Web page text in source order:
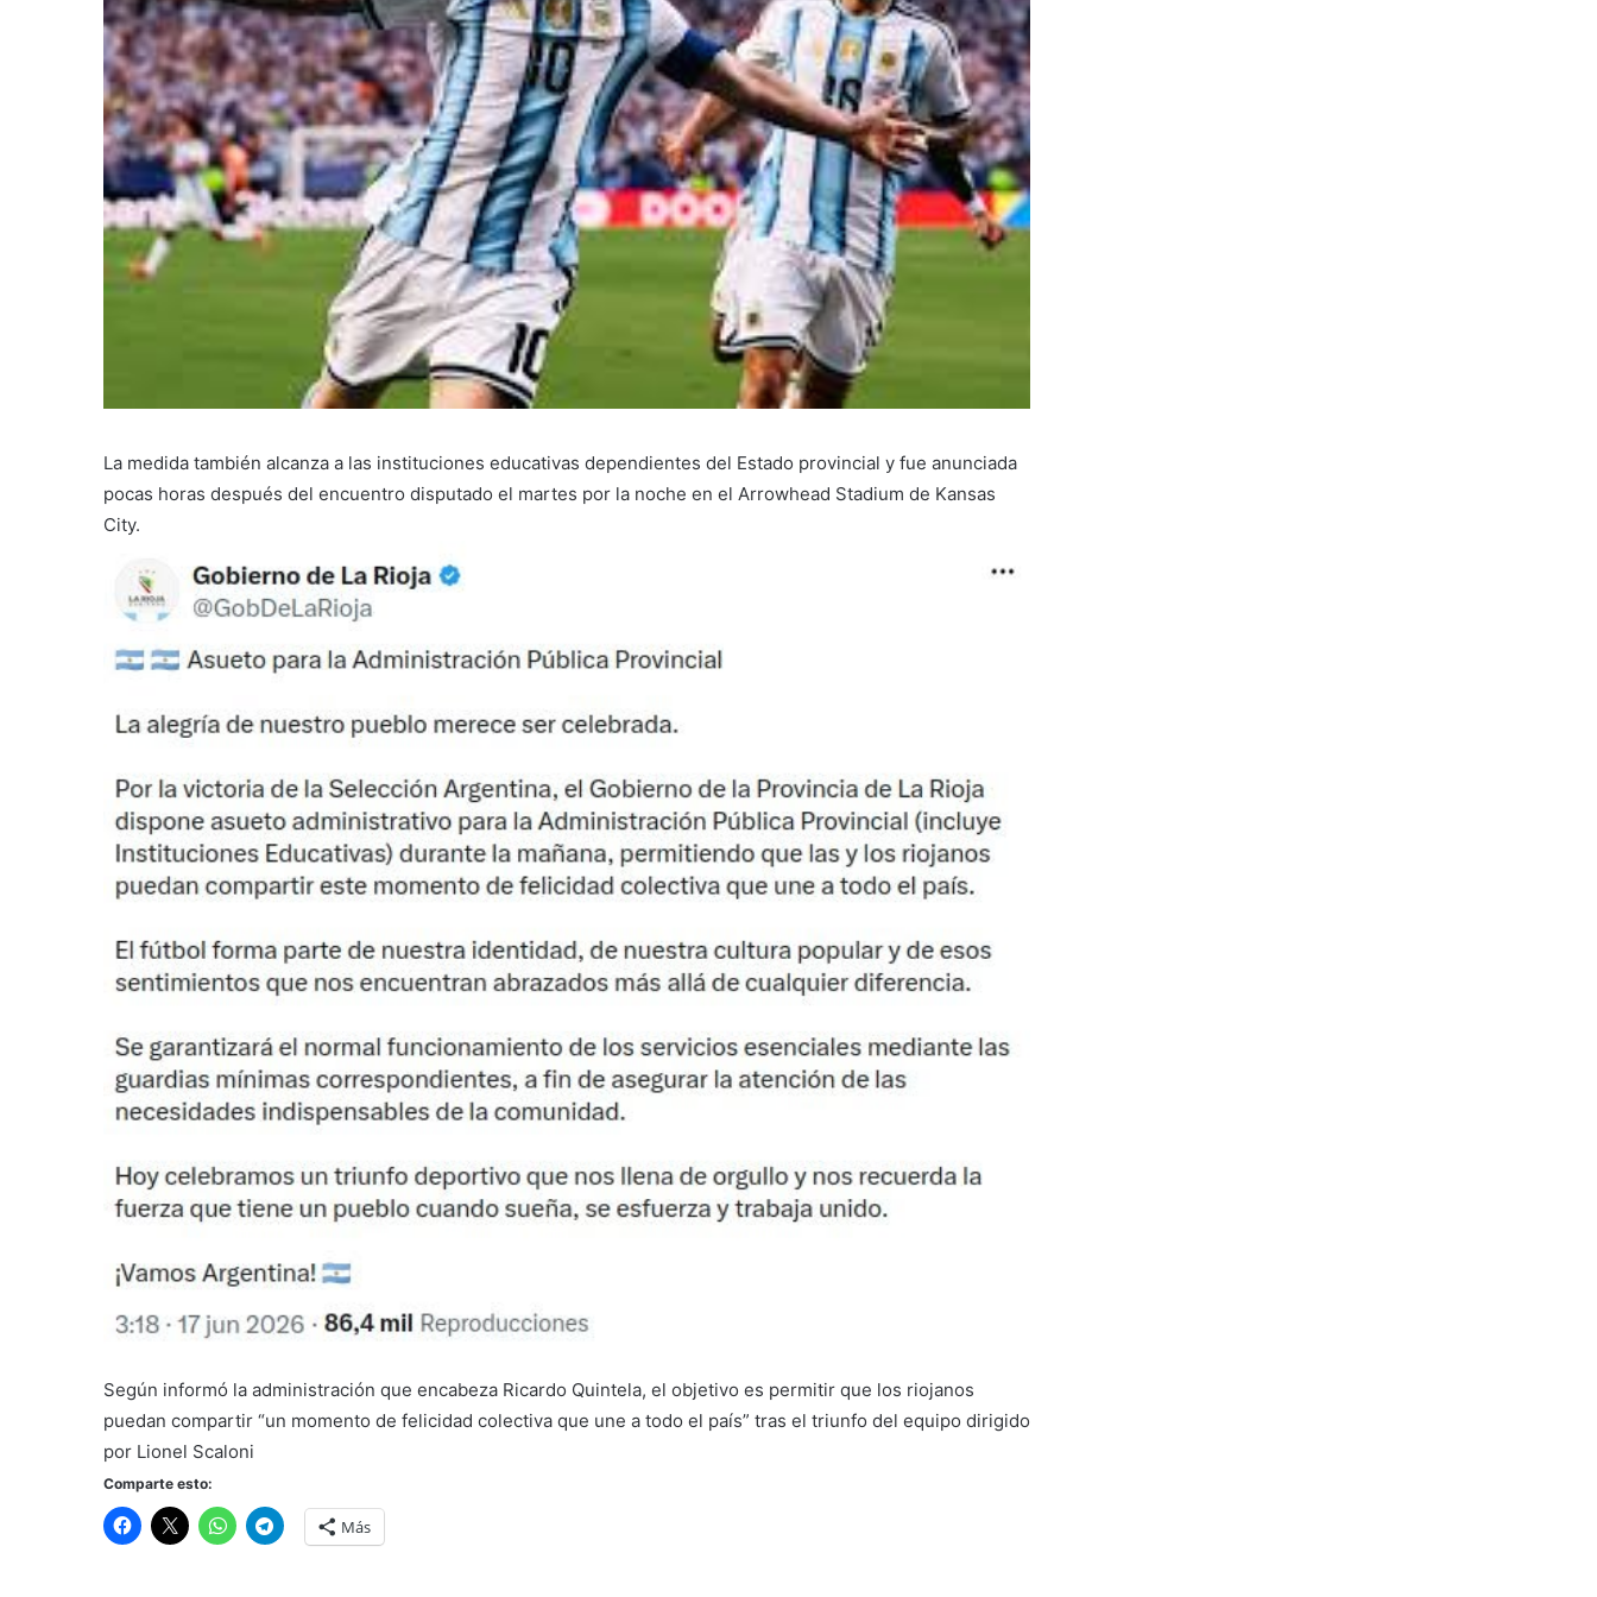
La medida también alcanza a las instituciones educativas dependientes del Estado provincial y fue anunciada
pocas horas después del encuentro disputado el martes por la noche en el Arrowhead Stadium de Kansas
City.
Según informó la administración que encabeza Ricardo Quintela, el objetivo es permitir que los riojanos
puedan compartir “un momento de felicidad colectiva que une a todo el país” tras el triunfo del equipo dirigido
por Lionel Scaloni
Comparte esto:
Más